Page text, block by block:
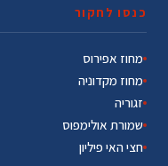
כנסו לחקור
מחוז אפירוס
מחוז מקדוניה
זגוריה
שמורת אולימפוס
חצי האי פיליון